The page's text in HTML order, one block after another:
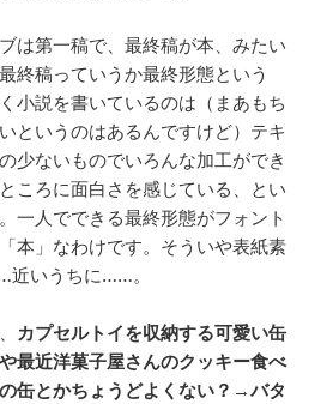
は第一稿で、最終稿が本、みたい
終稿っていうか最終形態という
小説を書いているのは（まあもち
というのはあるんですけど）テキ
少ないものでいろんな加工ができ
ころに面白さを感じている、とい
一人でできる最終形態がフォント
本」なわけです。そういや表紙素
近いうちに……。
カプセルトイを収納する可愛い缶
最近洋菓子屋さんのクッキー食べ
缶とかちょうどよくない？→バタ